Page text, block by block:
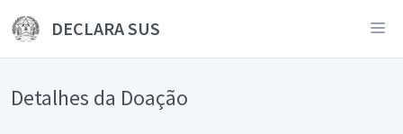
DECLARA SUS
Detalhes da Doação